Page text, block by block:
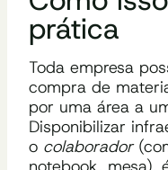
prática
Toda empresa
compra de
por uma área a
Disponibilizar
o colaborador